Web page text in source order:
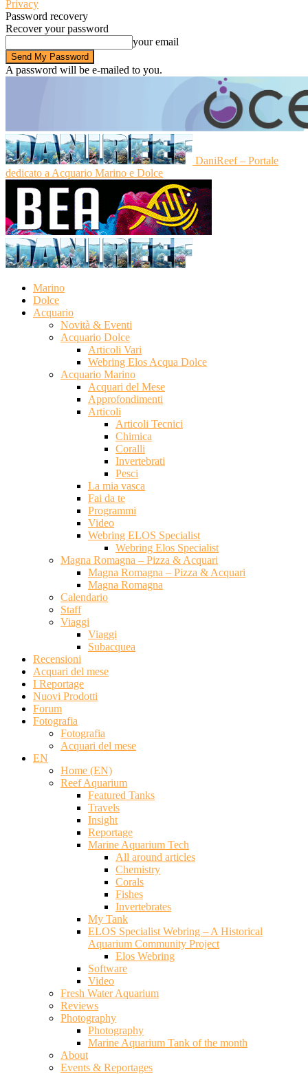
Privacy
Password recovery
Recover your password
your email
A password will be e-mailed to you.
DaniReef – Portale
dedicato a Acquario Marino e Dolce
Marino
Dolce
Acquario
Novità & Eventi
Acquario Dolce
Articoli Vari
Webring Elos Acqua Dolce
Acquario Marino
Acquari del Mese
Approfondimenti
Articoli
Articoli Tecnici
Chimica
Coralli
Invertebrati
Pesci
La mia vasca
Fai da te
Programmi
Video
Webring ELOS Specialist
Webring Elos Specialist
Magna Romagna – Pizza & Acquari
Magna Romagna – Pizza & Acquari
Magna Romagna
Calendario
Staff
Viaggi
Viaggi
Subacquea
Recensioni
Acquari del mese
I Reportage
Nuovi Prodotti
Forum
Fotografia
Fotografia
Acquari del mese
EN
Home (EN)
Reef Aquarium
Featured Tanks
Travels
Insight
Reportage
Marine Aquarium Tech
All around articles
Chemistry
Corals
Fishes
Invertebrates
My Tank
ELOS Specialist Webring – A Historical
Aquarium Community Project
Elos Webring
Software
Video
Fresh Water Aquarium
Reviews
Photography
Photography
Marine Aquarium Tank of the month
About
Events & Reportages